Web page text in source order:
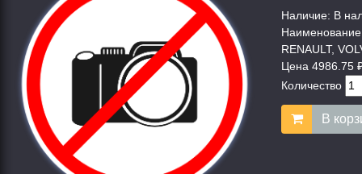
Наличие: В
RENAULT,
Цена 4986.75
Количество
В